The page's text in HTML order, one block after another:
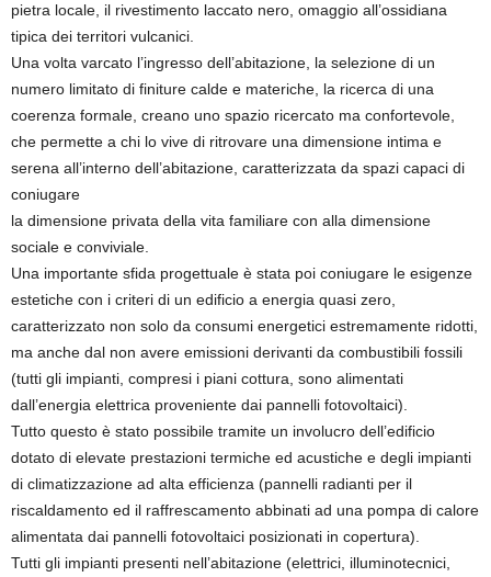
pietra locale, il rivestimento laccato nero, omaggio all’ossidiana
tipica dei territori vulcanici.
Una volta varcato l’ingresso dell’abitazione, la selezione di un
numero limitato di finiture calde e materiche, la ricerca di una
coerenza formale, creano uno spazio ricercato ma confortevole,
che permette a chi lo vive di ritrovare una dimensione intima e
serena all’interno dell’abitazione, caratterizzata da spazi capaci di
coniugare
la dimensione privata della vita familiare con alla dimensione
sociale e conviviale.
Una importante sfida progettuale è stata poi coniugare le esigenze
estetiche con i criteri di un edificio a energia quasi zero,
caratterizzato non solo da consumi energetici estremamente ridotti,
ma anche dal non avere emissioni derivanti da combustibili fossili
(tutti gli impianti, compresi i piani cottura, sono alimentati
dall’energia elettrica proveniente dai pannelli fotovoltaici).
Tutto questo è stato possibile tramite un involucro dell’edificio
dotato di elevate prestazioni termiche ed acustiche e degli impianti
di climatizzazione ad alta efficienza (pannelli radianti per il
riscaldamento ed il raffrescamento abbinati ad una pompa di calore
alimentata dai pannelli fotovoltaici posizionati in copertura).
Tutti gli impianti presenti nell’abitazione (elettrici, illuminotecnici,